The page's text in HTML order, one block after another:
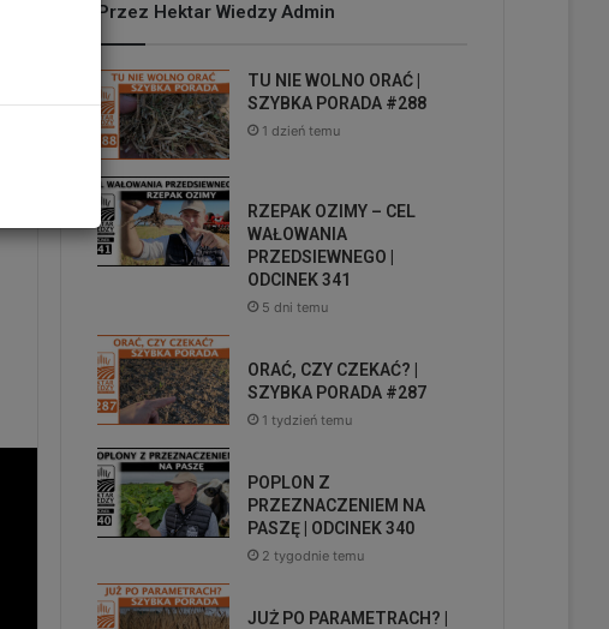
Przez Hektar Wiedzy Admin
TU NIE WOLNO ORAĆ |
SZYBKA PORADA #288
1 dzień temu
RZEPAK OZIMY – CEL
WAŁOWANIA
PRZEDSIEWNEGO |
ODCINEK 341
5 dni temu
ORAĆ, CZY CZEKAĆ? |
SZYBKA PORADA #287
1 tydzień temu
POPLON Z
PRZEZNACZENIEM NA
PASZĘ | ODCINEK 340
2 tygodnie temu
JUŻ PO PARAMETRACH? |